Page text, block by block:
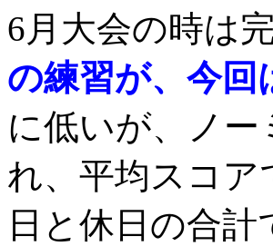
6月大会の時は
の練習が、今回
に低いが、ノ
れ、平均スコ
日と休日の合